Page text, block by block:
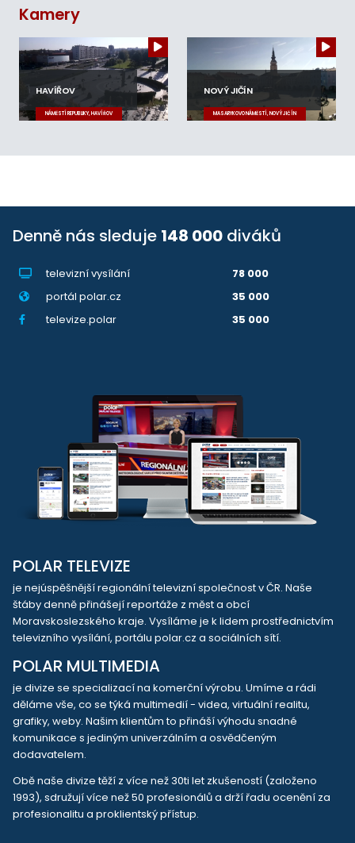
Kamery
HAVÍŘOV
NÁMĚSTÍ REPUBLIKY, HAVÍŘOV
NOVÝ JIČÍN
MASARYKOVO NÁMĚSTÍ, NOVÝ JIČÍN
Denně nás sleduje 148 000 diváků
televizní vysílání
78 000
portál polar.cz
35 000
televize.polar
35 000
POLAR TELEVIZE
je nejúspěšnější regionální televizní společnost v ČR. Naše
štáby denně přinášejí reportáže z měst a obcí
Moravskoslezského kraje. Vysíláme je k lidem prostřednictvím
televizního vysílání, portálu polar.cz a sociálních sítí.
POLAR MULTIMEDIA
je divize se specializací na komerční výrobu. Umíme a rádi
děláme vše, co se týká multimedií - videa, virtuální realitu,
grafiky, weby. Našim klientům to přináší výhodu snadné
komunikace s jediným univerzálním a osvědčeným
dodavatelem.
Obě naše divize těží z více než 30ti let zkušeností (založeno
1993), sdružují více než 50 profesionálů a drží řadu ocenění za
profesionalitu a proklientský přístup.